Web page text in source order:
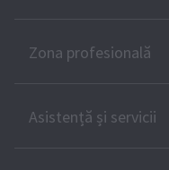
Zona profesională
Asistență și servicii